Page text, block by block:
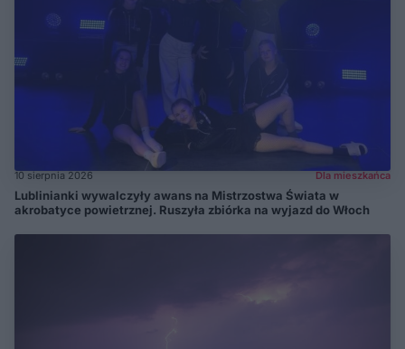
10 sierpnia 2026 Dla mieszkańca
Lublinianki wywalczyły awans na Mistrzostwa Świata w
akrobatyce powietrznej. Ruszyła zbiórka na wyjazd do Włoch